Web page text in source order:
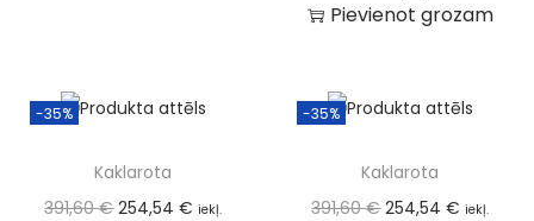
Pievienot grozam
-35%
Kaklarota
391,60€ 254,54€ iekļ.
-35%
Kaklarota
391,60€ 254,54€ iekļ.